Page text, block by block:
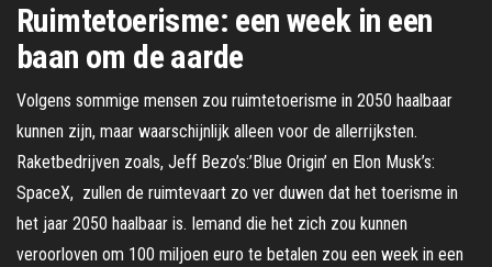
Ruimtetoerisme: een week in een
baan om de aarde
Volgens sommige mensen zou ruimtetoerisme in 2050 haalbaar
kunnen zijn, maar waarschijnlijk alleen voor de allerrijksten.
Raketbedrijven zoals, Jeff Bezo’s:’Blue Origin’ en Elon Musk’s:
SpaceX, zullen de ruimtevaart zo ver duwen dat het toerisme in
het jaar 2050 haalbaar is. Iemand die het zich zou kunnen
veroorloven om 100 miljoen euro te betalen zou een week in een